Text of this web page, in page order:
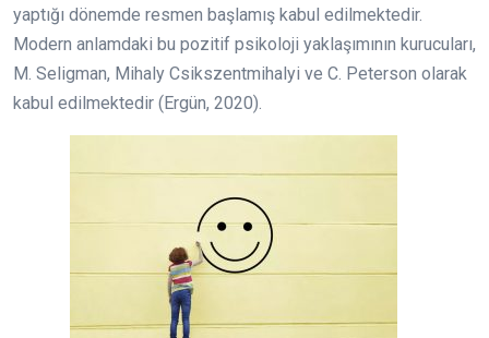
yaptığı dönemde resmen başlamış kabul edilmektedir.
Modern anlamdaki bu pozitif psikoloji yaklaşımının kurucuları,
M. Seligman, Mihaly Csikszentmihalyi ve C. Peterson olarak
kabul edilmektedir (Ergün, 2020).